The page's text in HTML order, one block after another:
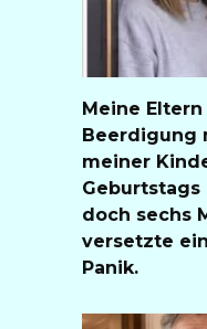
Meine
Beerdigung
meiner
Geburtstags
doch sechs
versetzte
Panik.